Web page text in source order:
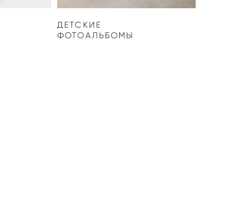
ДЕТСКИЕ
ФОТОАЛЬБОМЫ